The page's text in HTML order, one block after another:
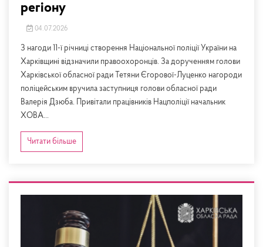
регіону
04.07.2026
З нагоди 11-ї річниці створення Національної поліції України на
Харківщині відзначили правоохоронців. За дорученням голови
Харківської обласної ради Тетяни Єгорової-Луценко нагороди
поліцейським вручила заступниця голови обласної ради
Валерія Дзюба. Привітали працівників Нацполіції начальник
ХОВА...
Читати більше